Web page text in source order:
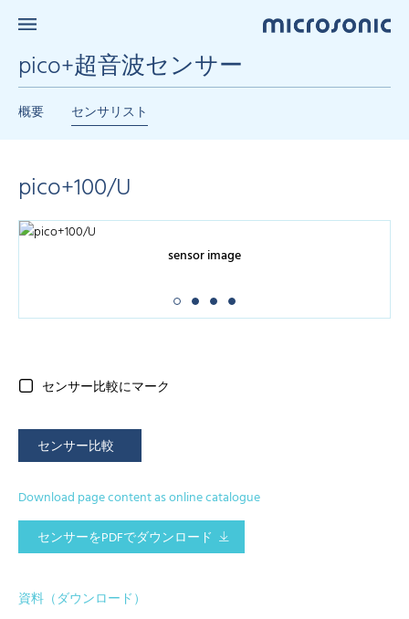
pico+超音波センサー
概要 センサリスト
pico+100/U
sensor image
センサー比較にマーク
センサー比較
Download page content as online catalogue
センサーをPDFでダウンロード
資料（ダウンロード）